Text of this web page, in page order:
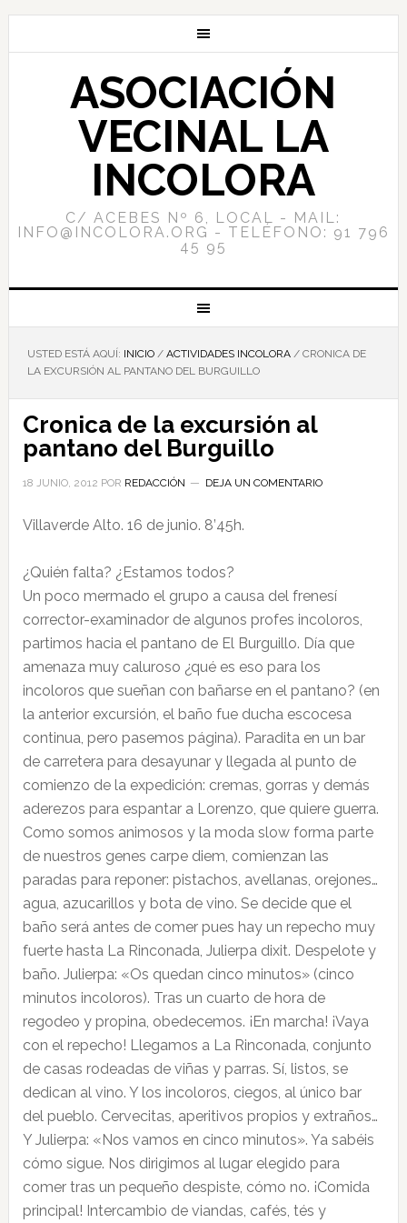
ASOCIACIÓN
VECINAL LA
INCOLORA
C/ ACEBES Nº 6, LOCAL - MAIL:
INFO@INCOLORA.ORG - TELÉFONO: 91 796
45 95
USTED ESTÁ AQUÍ: INICIO / ACTIVIDADES INCOLORA /CRONICA DE
LA EXCURSIÓN AL PANTANO DEL BURGUILLO
Cronica de la excursión al
pantano del Burguillo
18 JUNIO, 2012 POR REDACCIÓN DEJA UN COMENTARIO
Villaverde Alto. 16 de junio. 8’45h.
¿Quién falta? ¿Estamos todos?
Un poco mermado el grupo a causa del frenesí
corrector-examinador de algunos profes incoloros,
partimos hacia el pantano de El Burguillo. Día que
amenaza muy caluroso ¿qué es eso para los
incoloros que sueñan con bañarse en el pantano? (en
la anterior excursión, el baño fue ducha escocesa
continua, pero pasemos página). Paradita en un bar
de carretera para desayunar y llegada al punto de
comienzo de la expedición: cremas, gorras y demás
aderezos para espantar a Lorenzo, que quiere guerra.
Como somos animosos y la moda slow forma parte
de nuestros genes carpe diem, comienzan las
paradas para reponer: pistachos, avellanas, orejones…
agua, azucarillos y bota de vino. Se decide que el
baño será antes de comer pues hay un repecho muy
fuerte hasta La Rinconada, Julierpa dixit. Despelote y
baño. Julierpa: «Os quedan cinco minutos» (cinco
minutos incoloros). Tras un cuarto de hora de
regodeo y propina, obedecemos. ¡En marcha! ¡Vaya
con el repecho! Llegamos a La Rinconada, conjunto
de casas rodeadas de viñas y parras. Sí, listos, se
dedican al vino. Y los incoloros, ciegos, al único bar
del pueblo. Cervecitas, aperitivos propios y extraños…
Y Julierpa: «Nos vamos en cinco minutos». Ya sabéis
cómo sigue. Nos dirigimos al lugar elegido para
comer tras un pequeño despiste, cómo no. ¡Comida
principal! Intercambio de viandas, cafés, tés y